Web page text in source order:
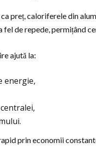
preț, caloriferele din
fel de repede, permițând
ajută la:
energie,
prin economii